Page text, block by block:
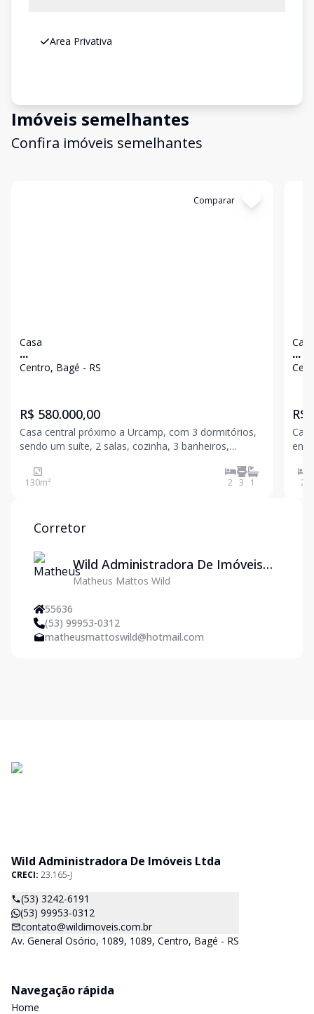
Area Privativa
Imóveis semelhantes
Confira imóveis semelhantes
Comparar
Casa
...
Centro, Bagé - RS
R$ 580.000,00
Casa central próximo a Urcamp, com 3 dormitórios,
sendo um suíte, 2 salas, cozinha, 3 banheiros,
130m² 2 3 1
Casa
...
R$
2
Corretor
Wild Administradora De Imóveis
Ltda
Matheus Mattos Wild
55636
(53) 99953-0312
matheusmattoswild@hotmail.com
Wild Administradora De Imóveis Ltda
CRECI: 23.165-J
(53) 3242-6191
(53) 99953-0312
contato@wildimoveis.com.br
Av. General Osório, 1089, 1089, Centro, Bagé - RS
Navegação rápida
Home